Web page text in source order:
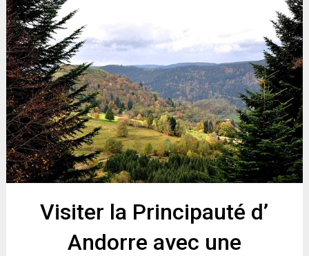
Visiter la Principauté d’
Andorre avec une